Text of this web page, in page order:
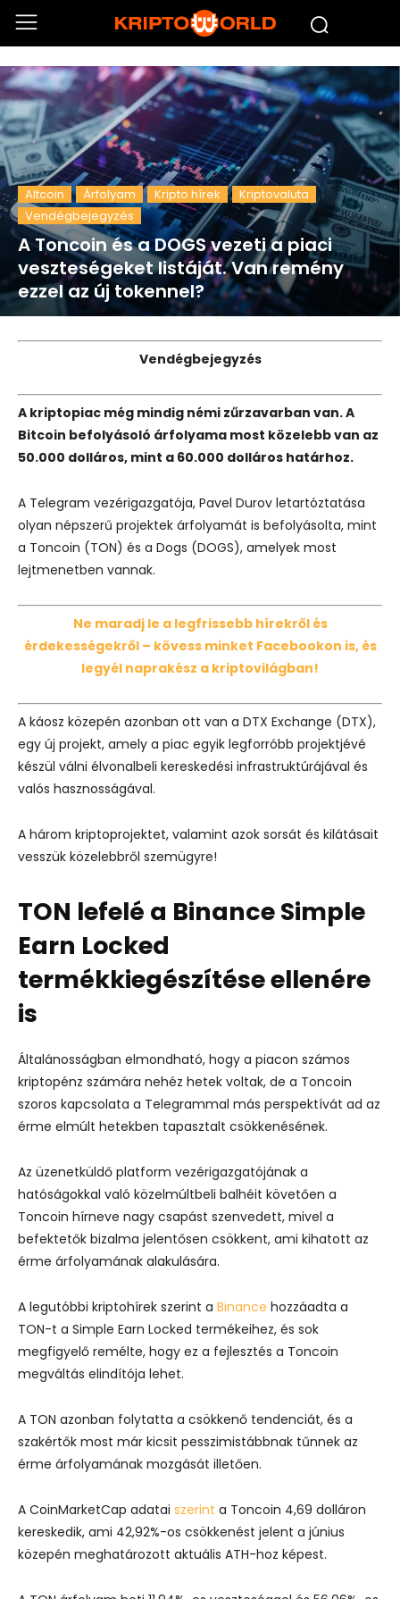
Altcoin Árfolyam Kripto hírek
Kriptovaluta
Vendégbejegyzés
A Toncoin és a DOGS vezeti a piaci
veszteségeket listáját. Van remény
ezzel az új tokennel?
Vendégbejegyzés
A kriptopiac még mindig némi zűrzavarban van. A
Bitcoin befolyásoló árfolyama most közelebb van az
50.000 dolláros, mint a 60.000 dolláros határhoz.
A Telegram vezérigazgatója, Pavel Durov letartóztatása
olyan népszerű projektek árfolyamát is befolyásolta, mint
a Toncoin (TON) és a Dogs (DOGS), amelyek most
lejtmenetben vannak.
Ne maradj le a legfrissebb hírekről és
érdekességekről – kövess minket Facebookon is, és
legyél naprakész a kriptovilágban!
A káosz közepén azonban ott van a DTX Exchange (DTX),
egy új projekt, amely a piac egyik legforróbb projektjévé
készül válni élvonalbeli kereskedési infrastruktúrájával és
valós hasznosságával.
A három kriptoprojektet, valamint azok sorsát és kilátásait
vesszük közelebbről szemügyre!
TON lefelé a Binance Simple
Earn Locked
termékkiegészítése ellenére
is
Általánosságban elmondható, hogy a piacon számos
kriptopénz számára nehéz hetek voltak, de a Toncoin
szoros kapcsolata a Telegrammal más perspektívát ad az
érme elmúlt hetekben tapasztalt csökkenésének.
Az üzenetküldő platform vezérigazgatójának a
hatóságokkal való közelmúltbeli balhéit követően a
Toncoin hírneve nagy csapást szenvedett, mivel a
befektetők bizalma jelentősen csökkent, ami kihatott az
érme árfolyamának alakulására.
A legutóbbi kriptohírek szerint a Binance hozzáadta a
TON-t a Simple Earn Locked termékeihez, és sok
megfigyelő remélte, hogy ez a fejlesztés a Toncoin
megváltás elindítója lehet.
A TON azonban folytatta a csökkenő tendenciát, és a
szakértők most már kicsit pesszimistábbnak tűnnek az
érme árfolyamának mozgását illetően.
A CoinMarketCap adatai szerint a Toncoin 4,69 dolláron
kereskedik, ami 42,92%-os csökkenést jelent a június
közepén meghatározott aktuális ATH-hoz képest.